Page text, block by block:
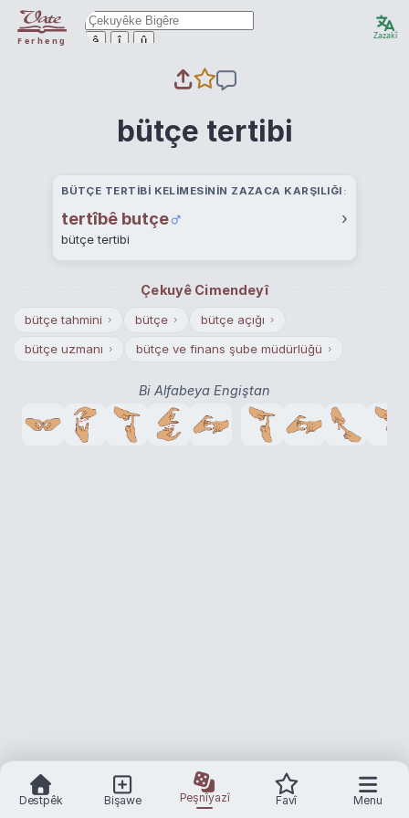
Ferheng ê î û Zazakî
bütçe tertibi
BÜTÇE TERTIBI KELIMESININ ZAZACA KARŞILIĞI
tertîbê butçe ›
bütçe tertibi
Çekuyê Cimendeyî
bütçe tahmini › bütçe › bütçe açığı ›
bütçe uzmanı › bütçe ve finans şube müdürlüğü ›
Bi Alfabeya Engiştan
Destpêk Bişawe Peşnîyazî Favî Menu